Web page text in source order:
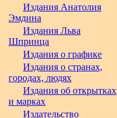
Издания Анатолия
Эмдина
Издания Льва
Шпринца
Издания о графике
Издания о странах,
городах, людях
Издания об открытках
и марках
Издательство